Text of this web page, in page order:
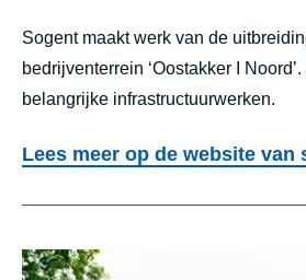
Sogent maakt werk van de
bedrijventerrein ‘Oostakker I
belangrijke infrastructuurwerken.
Lees meer op de website van